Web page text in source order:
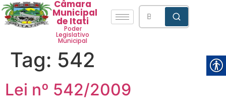
Câmara
Municipal
de Itati
Poder
Legislativo
Municipal
Tag: 542
Lei nº 542/2009